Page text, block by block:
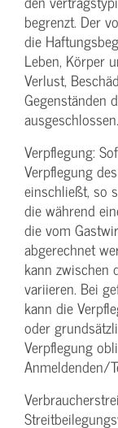
begrenzt. Der
die
Leben, Körper
Verlust,
Gegenständen
ausgeschlossen.
Verpflegung:
Verpflegung
einschließt, so
die während
die vom
abgerechnet
kann zwischen
variieren. Bei
kann die
oder
Verpflegung
Anmeldenden/­